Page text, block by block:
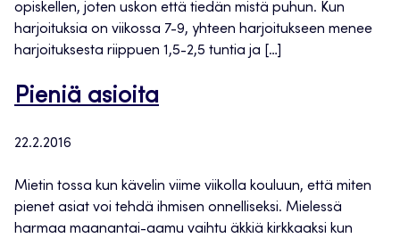
opiskellen, joten uskon että tiedän mistä puhun. Kun
harjoituksia on viikossa 7-9, yhteen harjoitukseen menee
harjoituksesta riippuen 1,5-2,5 tuntia ja […]
Pieniä asioita
22.2.2016
Mietin tossa kun kävelin viime viikolla kouluun, että miten
pienet asiat voi tehdä ihmisen onnelliseksi. Mielessä
harmaa maanantai-aamu vaihtu äkkiä kirkkaaksi kun